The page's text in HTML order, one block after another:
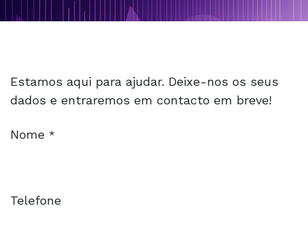
Estamos aqui para ajudar. Deixe-nos os seus
dados e entraremos em contacto em breve!
Nome *
Telefone